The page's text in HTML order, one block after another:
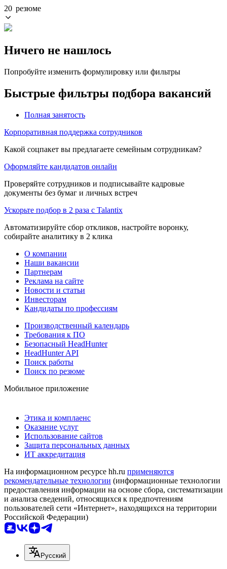
20 резюме
Ничего не нашлось
Попробуйте изменить формулировку или фильтры
Быстрые фильтры подбора вакансий
Полная занятость
Корпоративная поддержка сотрудников
Какой соцпакет вы предлагаете семейным сотрудникам?
Оформляйте кандидатов онлайн
Проверяйте сотрудников и подписывайте кадровые
документы без бумаг и личных встреч
Ускорьте подбор в 2 раза с Talantix
Автоматизируйте сбор откликов, настройте воронку,
собирайте аналитику в 2 клика
О компании
Наши вакансии
Партнерам
Реклама на сайте
Новости и статьи
Инвесторам
Кандидаты по профессиям
Производственный календарь
Требования к ПО
Безопасный HeadHunter
HeadHunter API
Поиск работы
Поиск по резюме
Мобильное приложение
Этика и комплаенс
Оказание услуг
Использование сайтов
Защита персональных данных
ИТ аккредитация
На информационном ресурсе hh.ru применяются
рекомендательные технологии (информационные технологии
предоставления информации на основе сбора, систематизации
и анализа сведений, относящихся к предпочтениям
пользователей сети «Интернет», находящихся на территории
Российской Федерации)
Русский